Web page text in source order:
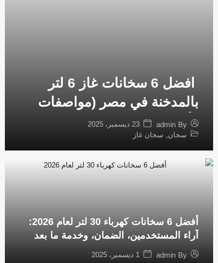
افضل 6 سخانات غاز 6 لتر
بالمدخنة في مصر (مواصفات
وأسعار)
By
admin
23 ديسمبر، 2025
سخان, سخان غاز
أفضل 6 سخانات كهرباء 30 لتر لعام 2026:
آراء المستخدمين، الضمان، وخدمة ما بعد
البيع
By
admin 1 ديسمبر، 2025